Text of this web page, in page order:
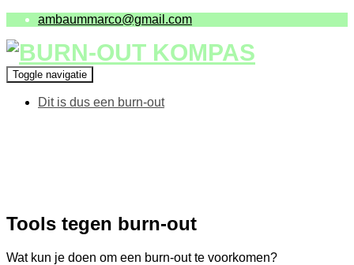
ambaummarco@gmail.com
Toggle navigatie
Dit is dus een burn-out
Tools tegen burn-out
Wat kun je doen om een burn-out te voorkomen?